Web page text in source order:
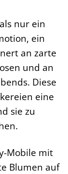
nur ein
ein
an zarte
und an
Diese
eine
sie zu
Mobile mit
Blumen auf